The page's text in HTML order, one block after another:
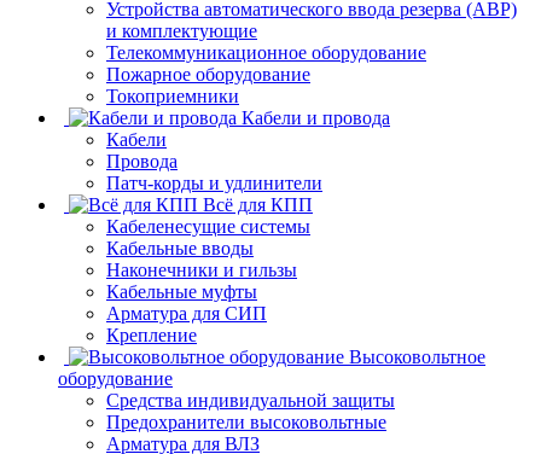
Устройства автоматического ввода резерва (АВР)
и комплектующие
Телекоммуникационное оборудование
Пожарное оборудование
Токоприемники
Кабели и провода
Кабели
Провода
Патч-корды и удлинители
Всё для КПП
Кабеленесущие системы
Кабельные вводы
Наконечники и гильзы
Кабельные муфты
Арматура для СИП
Крепление
Высоковольтное
оборудование
Средства индивидуальной защиты
Предохранители высоковольтные
Арматура для ВЛЗ